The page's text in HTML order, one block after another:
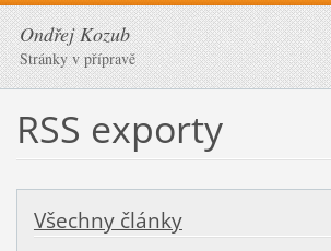
Ondřej Kozub
Stránky v přípravě
RSS exporty
Všechny články